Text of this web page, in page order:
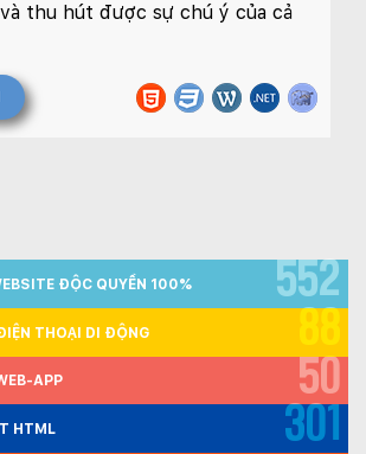
thu hút được sự chú ý của cả
ĐỘC QUYỀN 100% 552
THOẠI DI ĐỘNG 88
APP 50
HTML 301